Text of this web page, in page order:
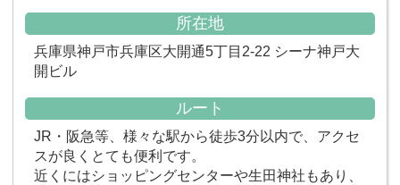
所在地
兵庫県神戸市兵庫区大開通5丁目2-22 シーナ神戸大
開ビル
ルート
JR・阪急等、様々な駅から徒歩3分以内で、アクセ
スが良くとても便利です。
近くにはショッピングセンターや生田神社もあり、